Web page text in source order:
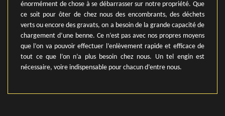
énormément de chose à se débarrasser sur notre propriété. Que
ce soit pour ôter de chez nous des encombrants, des déchets
verts ou encore des gravats, on a besoin de la grande capacité de
chargement d’une benne. Ce n’est pas avec nos propres moyens
que l’on va pouvoir effectuer l’enlèvement rapide et efficace de
tout ce que l’on n’a plus besoin chez nous. Un tel engin est
nécessaire, voire indispensable pour chacun d’entre nous.